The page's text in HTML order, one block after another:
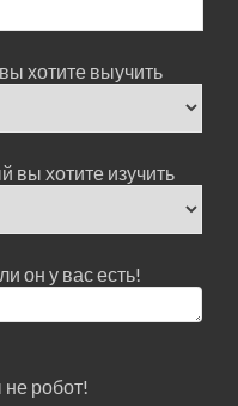
хотите выучить
вы хотите изучить
он у вас есть!
робот!